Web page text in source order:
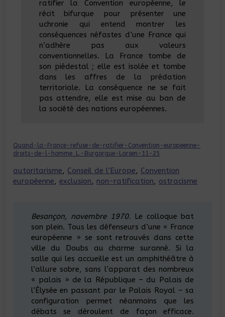
ratifier la Convention européenne, le
récit bifurque pour présenter une
uchronie qui entend montrer les
conséquences néfastes d’une France qui
n’adhère pas aux valeurs
conventionnelles. La France tombe de
son piédestal ; elle est isolée et tombe
dans les affres de la prédation
territoriale. La conséquence ne se fait
pas attendre, elle est mise au ban de
la société des nations européennes.
Quand-la-France-refuse-de-ratifier-Convention-europeenne-
droits-de-l-homme_L.-Burgorgue-Larsen-11-25
autoritarisme, Conseil de l’Europe, Convention
européenne, exclusion, non-ratification, ostracisme
Besançon, novembre 1970. Le colloque bat
son plein. Tous les défenseurs d’une « France
européenne » se sont retrouvés dans cette
ville du Doubs au charme suranné. Si la
salle qui les accueille est un amphithéâtre à
l’allure sobre, sans l’apparat des nombreux
« palais » de la République – du Palais de
l’Élysée en passant par le Palais Royal – sa
configuration permet néanmoins que les
débats se déroulent de façon efficace.